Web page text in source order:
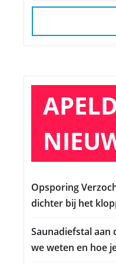
Opsporing
dichter bij het
Saunadiefstal aan
we weten en hoe